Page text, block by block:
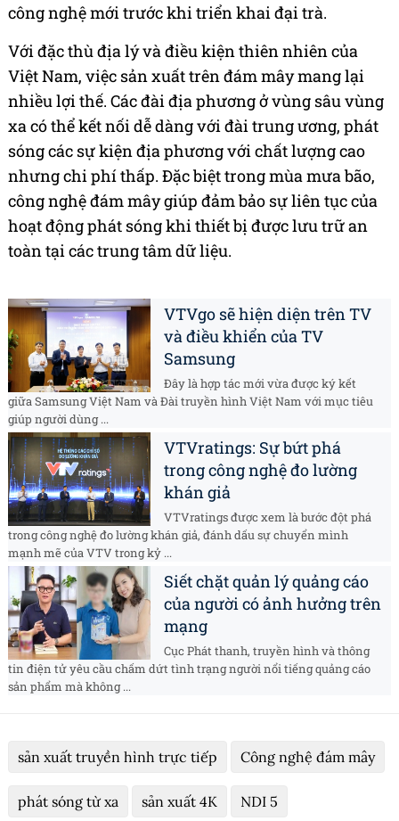
công nghệ mới trước khi triển khai đại trà.
Với đặc thù địa lý và điều kiện thiên nhiên của
Việt Nam, việc sản xuất trên đám mây mang lại
nhiều lợi thế. Các đài địa phương ở vùng sâu vùng
xa có thể kết nối dễ dàng với đài trung ương, phát
sóng các sự kiện địa phương với chất lượng cao
nhưng chi phí thấp. Đặc biệt trong mùa mưa bão,
công nghệ đám mây giúp đảm bảo sự liên tục của
hoạt động phát sóng khi thiết bị được lưu trữ an
toàn tại các trung tâm dữ liệu.
VTVgo sẽ hiện diện trên TV
và điều khiển của TV
Samsung
Đây là hợp tác mới vừa được ký kết
giữa Samsung Việt Nam và Đài truyền hình Việt Nam với mục tiêu
giúp người dùng ...
VTVratings: Sự bứt phá
trong công nghệ đo lường
khán giả
VTVratings được xem là bước đột phá
trong công nghệ đo lường khán giả, đánh dấu sự chuyển mình
mạnh mẽ của VTV trong kỷ ...
Siết chặt quản lý quảng cáo
của người có ảnh hưởng trên
mạng
Cục Phát thanh, truyền hình và thông
tin điện tử yêu cầu chấm dứt tình trạng người nổi tiếng quảng cáo
sản phẩm mà không ...
sản xuất truyền hình trực tiếp Công nghệ đám mây
phát sóng từ xa sản xuất 4K NDI 5